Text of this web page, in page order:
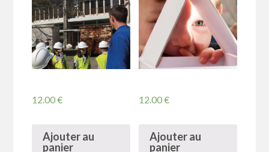
12.00€
Ajouter au
panier
12.00€
Ajouter au
panier